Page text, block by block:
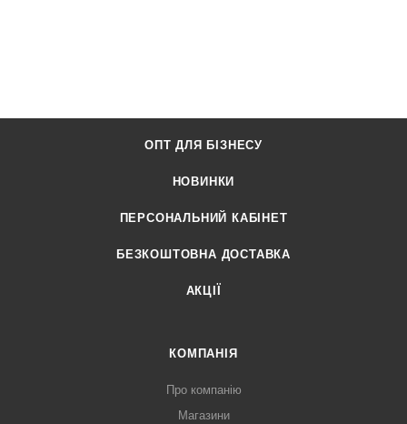
ОПТ ДЛЯ БІЗНЕСУ
НОВИНКИ
ПЕРСОНАЛЬНИЙ КАБІНЕТ
БЕЗКОШТОВНА ДОСТАВКА
АКЦІЇ
КОМПАНІЯ
Про компанію
Магазини